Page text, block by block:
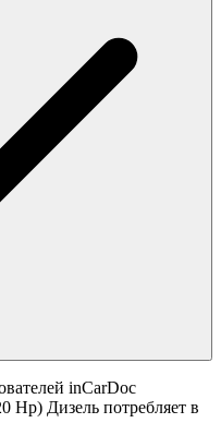
inCarDoc
Hp) Дизель потребляет в